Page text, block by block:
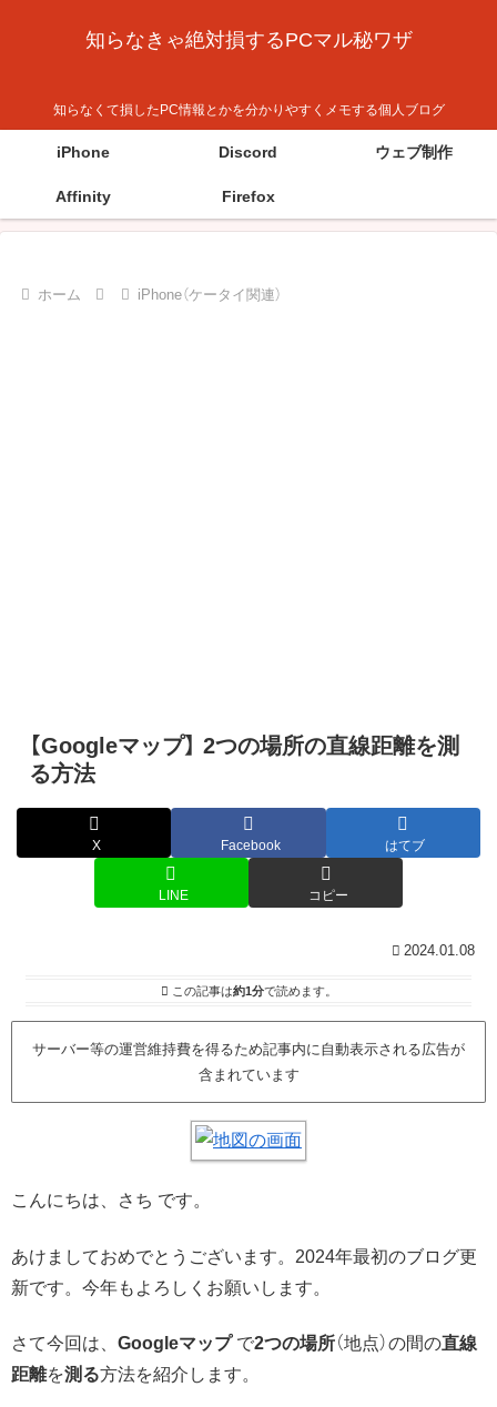
知らなきゃ絶対損するPCマル秘ワザ
知らなくて損したPC情報とかを分かりやすくメモする個人ブログ
iPhone Discord ウェブ制作
Affinity Firefox
ホーム iPhone（ケータイ関連）
【Googleマップ】 2つの場所の直線距離を測
る方法
X Facebook はてブ
LINE コピー
2024.01.08
この記事は約1分で読めます。
サーバー等の運営維持費を得るため記事内に自動表示される広告が
含まれています
こんにちは、さち です。
あけましておめでとうございます。2024年最初のブログ更
新です。今年もよろしくお願いします。
さて今回は、 Googleマップで2つの場所（地点）の間の直線
距離を測る方法を紹介します。